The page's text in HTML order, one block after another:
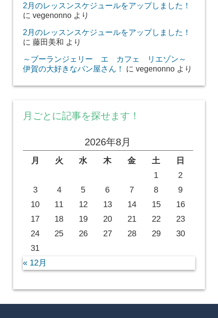
2月のレッスンスケジュールをアップしました！
に vegenonnoより
2月のレッスンスケジュールをアップしました！
に 藤田美和 より
～ブーランジェリー エ カフェ リエゾン～
伊賀の大好きなパン屋さん！
に vegenonnoより
月ごとに記事を探せます！
2026年8月
月 火 水 木 金 土
日
1
2
3
4 5 6 7 8
9
10
11 12 13 14 15
16
17
18 19 20 21 22
23
24
25 26 27 28 29
30
31
« 12月